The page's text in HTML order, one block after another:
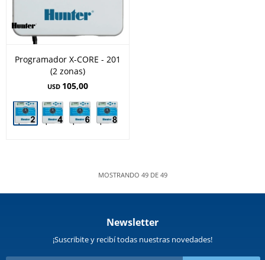
Programador X-CORE - 201
(2 zonas)
USD 105,00
MOSTRANDO 49DE 49
Newsletter
¡Suscribite y recibí todas nuestras novedades!